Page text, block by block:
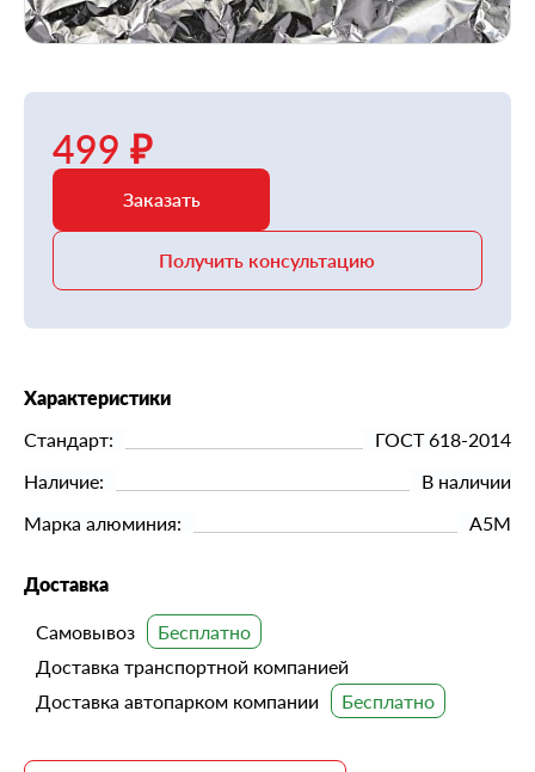
499 ₽
Заказать
Получить консультацию
Характеристики
Стандарт:
ГОСТ 618-2014
Наличие:
В наличии
Марка алюминия:
А5М
Доставка
Самовывоз
Доставка транспортной компанией
Доставка автопарком компании